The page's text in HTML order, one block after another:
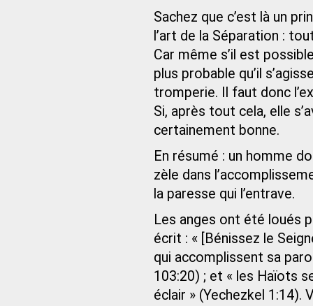
Sachez que c’est là un
l’art de la Séparation :
Car même s’il est
plus probable qu’il
tromperie. Il faut donc
Si, après tout cela, elle
certainement bonne.
En résumé : un homme
zèle dans
la paresse qui l’entrave.
Les anges ont été loués
écrit : « [Bénissez le
qui accomplissent sa
103:20) ; et « les Haïots
éclair » (Yechezkel 1:14).